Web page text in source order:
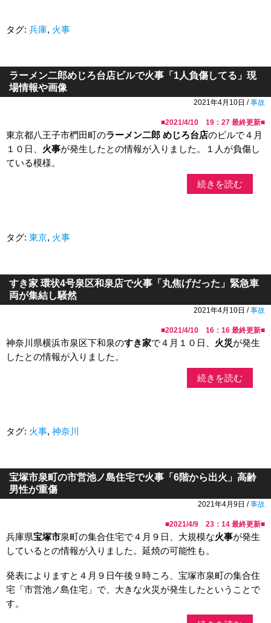
タグ: 兵庫, 火事
ラーメン二郎めじろ台店ビルで火事「1人負傷してる」現
場情報や画像
2021年4月10日 /事故
■2021/4/10 19：27 最終更新■
東京都八王子市椚田町のラーメン二郎 めじろ台店のビルで４月
１０日、 火事が発生したとの情報が入りました。１人が負傷し
ている模様。
続きを読む
タグ: 東京, 火事
すき家 環状4号泉区和泉店で火事「丸焦げだった」緊急車
両が集結し騒然
2021年4月10日 /事故
■2021/4/10 16：16 最終更新■
神奈川県横浜市泉区下和泉のすき家で４月１０日、 火災が発生
したとの情報が入りました。
続きを読む
タグ: 火事, 神奈川
宝塚市泉町の市営池ノ島住宅で火事「6階から出火」高齢
男性が重傷
2021年4月9日 /事故
■2021/4/9 23：14 最終更新■
兵庫県宝塚市泉町の集合住宅で４月９日、大規模な火事が発生
しているとの情報が入りました。延焼の可能性も。
発表によりますと４月９日午後９時ころ、宝塚市泉町の集合住
宅「市営池ノ島住宅」で、大きな火災が発生したということで
す。